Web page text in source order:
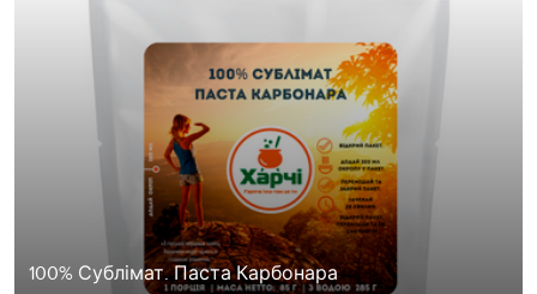
100% Сублімат. Паста Карбонара